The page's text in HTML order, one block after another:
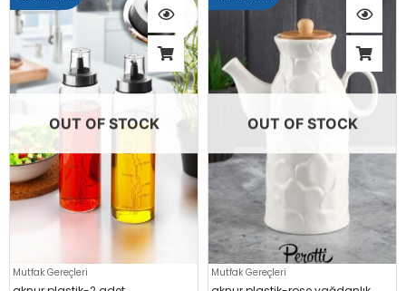
OUT OF STOCK
Mutfak Gereçleri
OUT OF STOCK
Mutfak Gereçleri